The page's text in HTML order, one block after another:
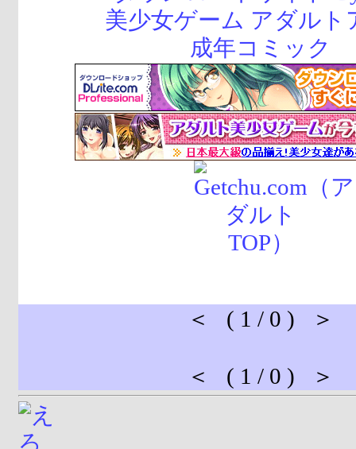
＜ ( 1 / 0 ) ＞
＜ ( 1 / 0 ) ＞